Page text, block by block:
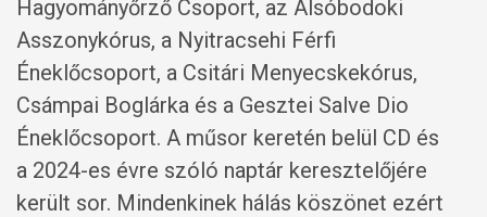
Hagyományőrző Csoport, az Alsóbodoki
Asszonykórus, a Nyitracsehi Férfi
Éneklőcsoport, a Csitári Menyecskekórus,
Csámpai Boglárka és a Gesztei Salve Dio
Éneklőcsoport. A műsor keretén belül CD és
a 2024-es évre szóló naptár keresztelőjére
került sor. Mindenkinek hálás köszönet ezért